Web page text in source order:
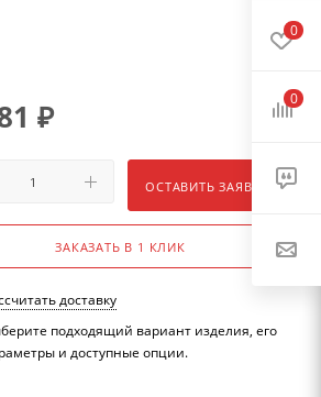
₽
ОСТАВИТЬ ЗАЯВКУ
ЗАКАЗАТЬ В 1 КЛИК
доставку
подходящий вариант изделия, его
и доступные опции.
0
0